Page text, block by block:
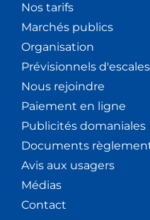
Nos tarifs
Marchés publics
Organisation
Prévisionnels d'escales
Nous rejoindre
Paiement en ligne
Publicités domaniales
Documents
Avis aux usagers
Médias
Contact